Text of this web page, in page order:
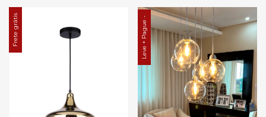
Frete grátis Leve + Pague -